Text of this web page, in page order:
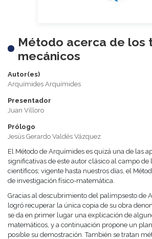
Método acerca de los
mecánicos
Autor(es)
Arquímides Arquímides
Presentador
Juan Villoro
Prólogo
Jesús Gerardo Valdés Vázquez
El Método de Arquímides es quizá una de las
significativas de este autor clásico al campo de
científicos; vigente hasta nuestros días, el
de investigación físico-matemática.
Gracias al descubrimiento del palimpsesto de
logró recuperar la única copia de su obra
se da en primer lugar una explicación de
matemáticos, y a continuación propone un
posible su demostración. También se tratan